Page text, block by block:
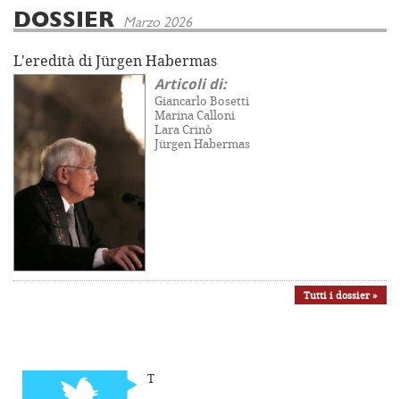
DOSSIER Marzo 2026
L'eredità di Jürgen Habermas
Articoli di:
Giancarlo Bosetti
Marina Calloni
Lara Crinò
Jürgen Habermas
Tutti i dossier »
T